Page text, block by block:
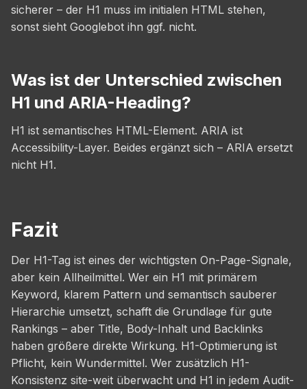
sicherer – der H1 muss im initialen HTML stehen,
sonst sieht Googlebot ihn ggf. nicht.
Was ist der Unterschied zwischen
H1 und ARIA-Heading?
H1 ist semantisches HTML-Element. ARIA ist
Accessibility-Layer. Beides ergänzt sich – ARIA ersetzt
nicht H1.
Fazit
Der H1-Tag ist eines der wichtigsten On-Page-Signale,
aber kein Allheilmittel. Wer ein H1 mit primärem
Keyword, klarem Pattern und semantisch sauberer
Hierarchie umsetzt, schafft die Grundlage für gute
Rankings – aber Title, Body-Inhalt und Backlinks
haben größere direkte Wirkung. H1-Optimierung ist
Pflicht, kein Wundermittel. Wer zusätzlich H1-
Konsistenz site-weit überwacht und H1 in jedem Audit-